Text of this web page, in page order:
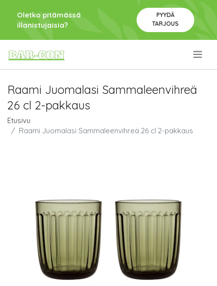
Oletko pitämässä
illanistujaisia?
PYYDÄ
TARJOUS
Raami Juomalasi Sammaleenvihreä
26 cl 2-pakkaus
Etusivu
Raami Juomalasi Sammaleenvihreä 26 cl 2-pakkaus